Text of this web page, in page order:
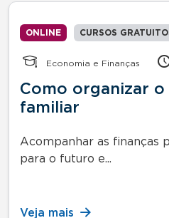
ONLINE CURSOS
Economia e Finanças
Como organizar
familiar
Acompanhar as finanças
para o futuro e...
Veja mais